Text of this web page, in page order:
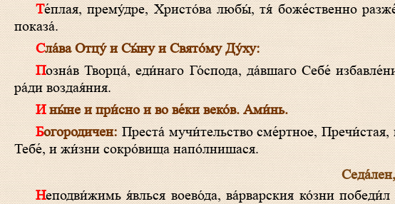
Те́плая, прему́дре, Христо́ва любы́, тя́ боже́ственно разже́гши, земны́х и тле́нных все́х отлучи́ и пре́лести супоста́та
показа́.
Сла́ва Отцу́ и Сы́ну и Свято́му Ду́ху:
Позна́в Творца́, еди́наго Го́спода, да́вшаго Себе́ избавле́ние челове́ком, твою́ кро́вь да́л еси́ за Него́, Са́вво, бу́дущаго
ра́ди воздая́ния.
И ны́не и при́сно и во ве́ки веко́в. Ами́нь.
Богородичен:Преста́ мучи́тельство сме́ртное,
Тебе́, и жи́зни сокро́вища напо́лнишася.
Неподви́жимь я́влься воево́да, ва́рварския ко́зни победи́л еси́ и, пострада́в, сла́вне, кре́пко, полки́ пребори́л еси́ вра́г